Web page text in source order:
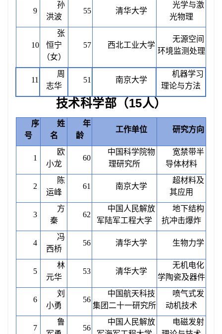
9
孙
洪波
55 清华大学
光学与激
光物理
10
张
恒宁
（女）
57 西北工业大学
无源空间
环境监测处理
11
周
志华
51 南京大学
机器学习
理论与方法
技术科学部（15人）
序
号
姓
名
年
龄
工作单位 研究方向
1
欧
小龙
60
中国科学院物
理研究所
宽禁带半
导体材料
2
陈
运峰
61 南京大学
超材料及
其应用
3
方
秦
62
中国人民解放
军陆军工程大学
地下结构
抗冲击爆炸
4
冯
西桥
56 清华大学 生物力学
5
林
元华
53 清华大学
无机电化
学陶瓷及器件
6
刘
小勇
56
中国航天科技
集团二十一研究所
喷气式发
动机技术
7
鲁
56
中国人民解放
电磁发射